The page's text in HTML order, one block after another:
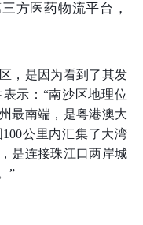
方医药物流平台，
，是因为看到了其发
示：“南沙区地理位
最南端，是粤港澳大
公里内汇集了大湾
是连接珠江口两岸城
”